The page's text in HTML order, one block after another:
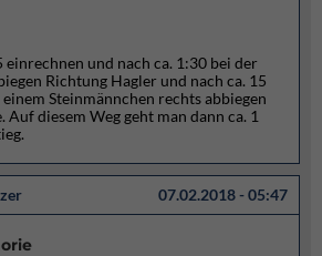
einrechnen und nach ca. 1:30 bei der
Richtung Hagler und nach ca. 15
Steinmännchen rechts abbiegen
diesem Weg geht man dann ca. 1
07.02.2018 - 05:47